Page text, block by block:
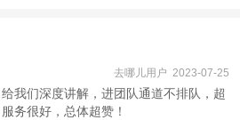
有限公司代理招徕，委托社为北京首善畅行国
务和操作由委托社及其有资质的地接社提供
前，请务必仔细阅读
文明公约，使您的旅程顺利圆满完成，
册》 ，请您认真阅读并切实遵守。
去哪儿用户 2023-07-25
我们深度讲解，进团队通道不排队，超
务很好，总体超赞！